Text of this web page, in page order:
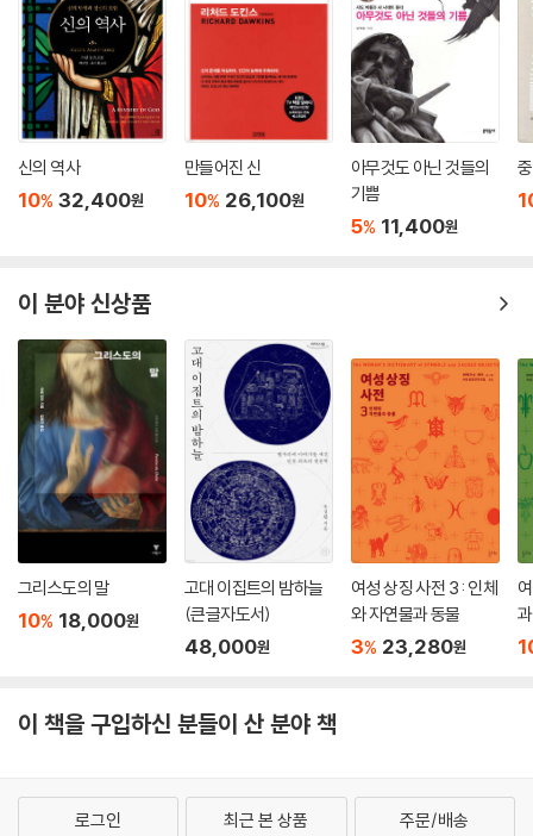
신의 역사
10% 32,400원
만들어진 신
10% 26,100원
아무것도 아닌 것들의
기쁨
5% 11,400원
이 분야 신상품
그리스도의 말
10% 18,000원
고대 이집트의 밤하늘
(큰글자도서)
48,000원
여성 상징 사전 3 : 인체
와 자연물과 동물
3% 23,280원
이 책을 구입하신 분들이 산 분야 책
로그인 최근 본 상품 주문/배송